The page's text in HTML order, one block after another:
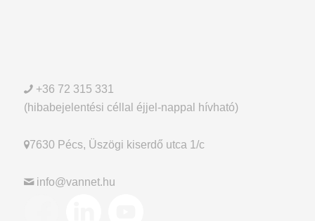
+36 72 315 331
(hibabejelentési céllal éjjel-nappal hívható)
7630 Pécs, Üszögi kiserdő utca 1/c
info@vannet.hu